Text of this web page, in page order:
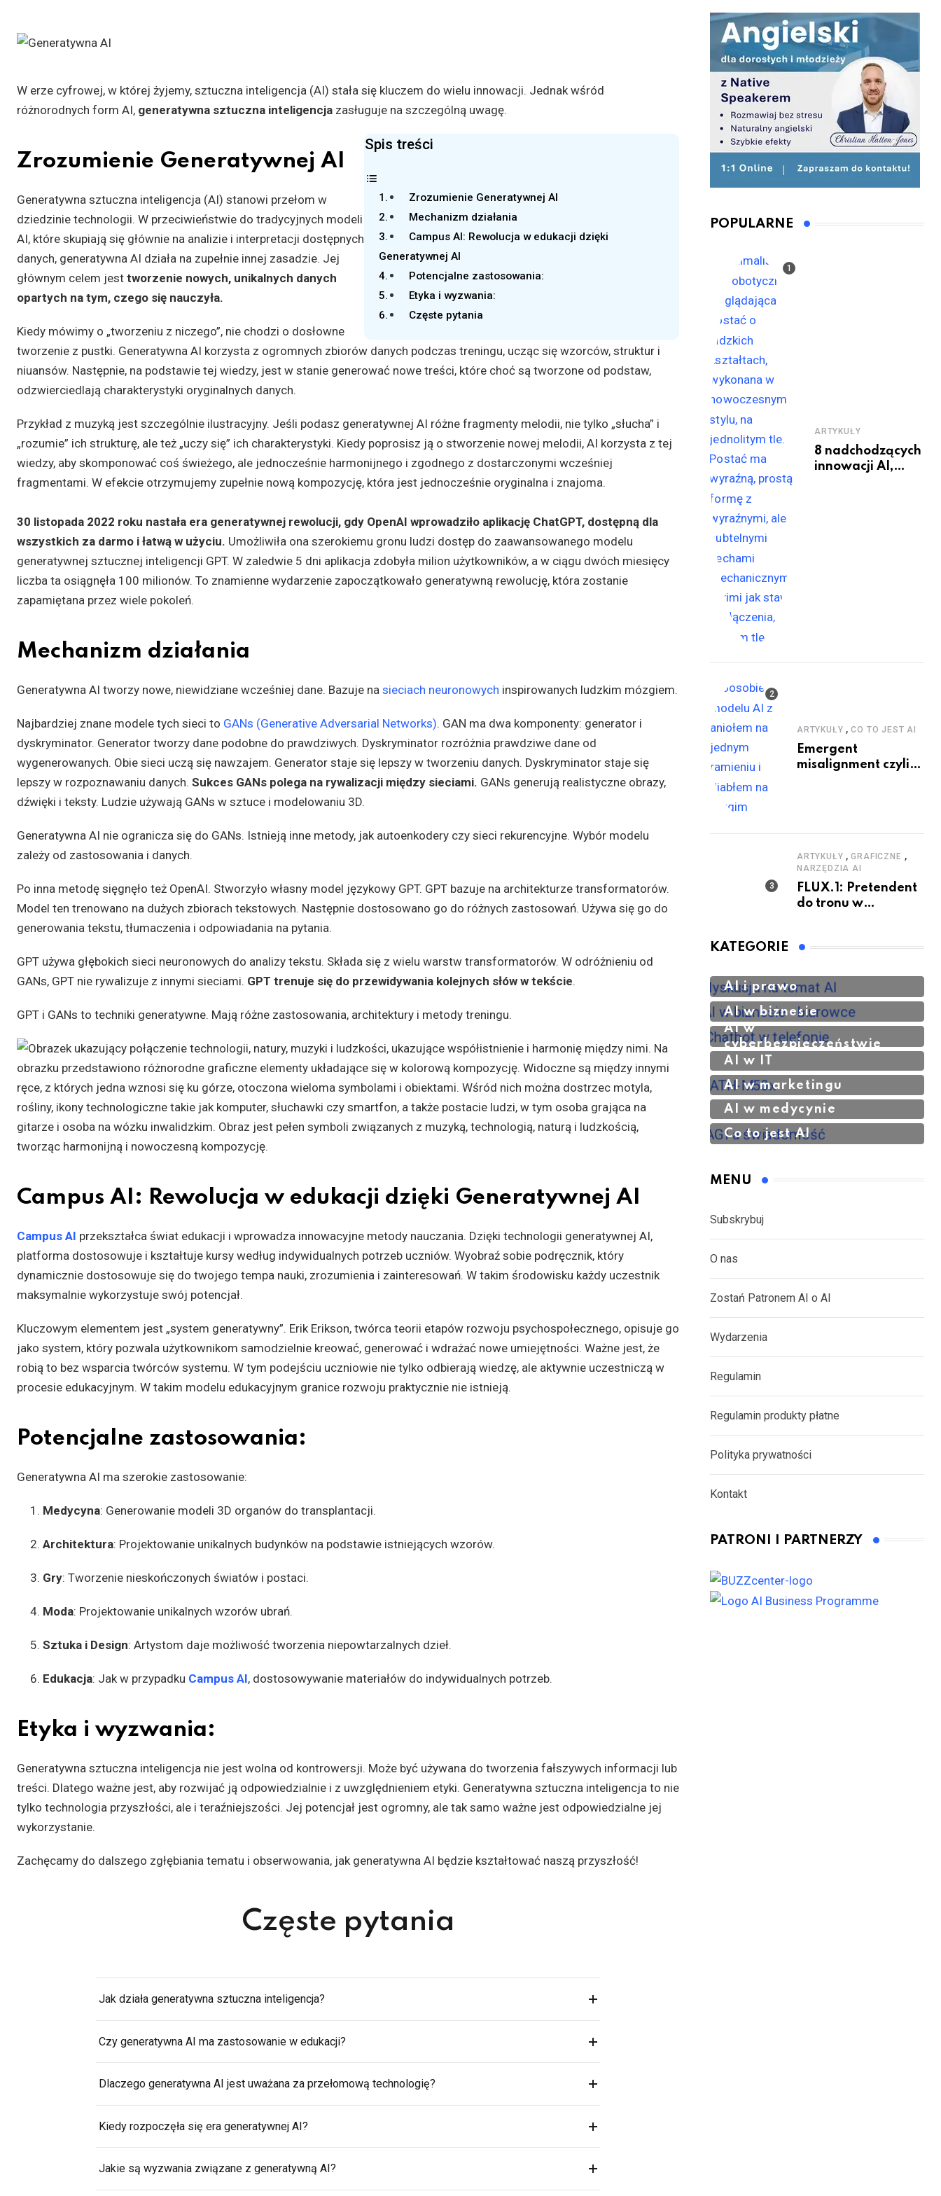
W erze cyfrowej, w której żyjemy, sztuczna inteligencja (AI) stała się kluczem do wielu innowacji. Jednak wśród
różnorodnych form AI, generatywna sztuczna inteligencja zasługuje na szczególną uwagę.
Spis treści
Zrozumienie Generatywnej AI
Mechanizm działania
Campus AI: Rewolucja w edukacji dzięki
Generatywnej AI
Potencjalne zastosowania:
Etyka i wyzwania:
Częste pytania
Zrozumienie Generatywnej AI
Generatywna sztuczna inteligencja (AI) stanowi przełom w
dziedzinie technologii. W przeciwieństwie do tradycyjnych modeli
AI, które skupiają się głównie na analizie i interpretacji dostępnych
danych, generatywna AI działa na zupełnie innej zasadzie. Jej
głównym celem jest tworzenie nowych, unikalnych danych
opartych na tym, czego się nauczyła.
Kiedy mówimy o „tworzeniu z niczego”, nie chodzi o dosłowne
tworzenie z pustki. Generatywna AI korzysta z ogromnych zbiorów danych podczas treningu, ucząc się wzorców, struktur i
niuansów. Następnie, na podstawie tej wiedzy, jest w stanie generować nowe treści, które choć są tworzone od podstaw,
odzwierciedlają charakterystyki oryginalnych danych.
Przykład z muzyką jest szczególnie ilustracyjny. Jeśli podasz generatywnej AI różne fragmenty melodii, nie tylko „słucha” i
„rozumie” ich strukturę, ale też „uczy się” ich charakterystyki. Kiedy poprosisz ją o stworzenie nowej melodii, AI korzysta z tej
wiedzy, aby skomponować coś świeżego, ale jednocześnie harmonijnego i zgodnego z dostarczonymi wcześniej
fragmentami. W efekcie otrzymujemy zupełnie nową kompozycję, która jest jednocześnie oryginalna i znajoma.
30 listopada 2022 roku nastała era generatywnej rewolucji, gdy OpenAI wprowadziło aplikację ChatGPT, dostępną dla
wszystkich za darmo i łatwą w użyciu. Umożliwiła ona szerokiemu gronu ludzi dostęp do zaawansowanego modelu
generatywnej sztucznej inteligencji GPT. W zaledwie 5 dni aplikacja zdobyła milion użytkowników, a w ciągu dwóch miesięcy
liczba ta osiągnęła 100 milionów. To znamienne wydarzenie zapoczątkowało generatywną rewolucję, która zostanie
zapamiętana przez wiele pokoleń.
Mechanizm działania
Generatywna AI tworzy nowe, niewidziane wcześniej dane. Bazuje na sieciach neuronowych inspirowanych ludzkim mózgiem.
Najbardziej znane modele tych sieci to GANs (Generative Adversarial Networks). GAN ma dwa komponenty: generator i
dyskryminator. Generator tworzy dane podobne do prawdziwych. Dyskryminator rozróżnia prawdziwe dane od
wygenerowanych. Obie sieci uczą się nawzajem. Generator staje się lepszy w tworzeniu danych. Dyskryminator staje się
lepszy w rozpoznawaniu danych. Sukces GANs polega na rywalizacji między sieciami. GANs generują realistyczne obrazy,
dźwięki i teksty. Ludzie używają GANs w sztuce i modelowaniu 3D.
Generatywna AI nie ogranicza się do GANs. Istnieją inne metody, jak autoenkodery czy sieci rekurencyjne. Wybór modelu
zależy od zastosowania i danych.
Po inna metodę sięgnęło też OpenAI. Stworzyło własny model językowy GPT. GPT bazuje na architekturze transformatorów.
Model ten trenowano na dużych zbiorach tekstowych. Następnie dostosowano go do różnych zastosowań. Używa się go do
generowania tekstu, tłumaczenia i odpowiadania na pytania.
GPT używa głębokich sieci neuronowych do analizy tekstu. Składa się z wielu warstw transformatorów. W odróżnieniu od
GANs, GPT nie rywalizuje z innymi sieciami. GPT trenuje się do przewidywania kolejnych słów w tekście.
GPT i GANs to techniki generatywne. Mają różne zastosowania, architektury i metody treningu.
Campus AI: Rewolucja w edukacji dzięki Generatywnej AI
Campus AI przekształca świat edukacji i wprowadza innowacyjne metody nauczania. Dzięki technologii generatywnej AI,
platforma dostosowuje i kształtuje kursy według indywidualnych potrzeb uczniów. Wyobraź sobie podręcznik, który
dynamicznie dostosowuje się do twojego tempa nauki, zrozumienia i zainteresowań. W takim środowisku każdy uczestnik
maksymalnie wykorzystuje swój potencjał.
Kluczowym elementem jest „system generatywny”. Erik Erikson, twórca teorii etapów rozwoju psychospołecznego, opisuje go
jako system, który pozwala użytkownikom samodzielnie kreować, generować i wdrażać nowe umiejętności. Ważne jest, że
robią to bez wsparcia twórców systemu. W tym podejściu uczniowie nie tylko odbierają wiedzę, ale aktywnie uczestniczą w
procesie edukacyjnym. W takim modelu edukacyjnym granice rozwoju praktycznie nie istnieją.
Potencjalne zastosowania:
Generatywna AI ma szerokie zastosowanie:
Medycyna: Generowanie modeli 3D organów do transplantacji.
Architektura: Projektowanie unikalnych budynków na podstawie istniejących wzorów.
Gry: Tworzenie nieskończonych światów i postaci.
Moda: Projektowanie unikalnych wzorów ubrań.
Sztuka i Design: Artystom daje możliwość tworzenia niepowtarzalnych dzieł.
Edukacja: Jak w przypadku Campus AI, dostosowywanie materiałów do indywidualnych potrzeb.
Etyka i wyzwania:
Generatywna sztuczna inteligencja nie jest wolna od kontrowersji. Może być używana do tworzenia fałszywych informacji lub
treści. Dlatego ważne jest, aby rozwijać ją odpowiedzialnie i z uwzględnieniem etyki. Generatywna sztuczna inteligencja to nie
tylko technologia przyszłości, ale i teraźniejszości. Jej potencjał jest ogromny, ale tak samo ważne jest odpowiedzialne jej
wykorzystanie.
Zachęcamy do dalszego zgłębiania tematu i obserwowania, jak generatywna AI będzie kształtować naszą przyszłość!
Częste pytania
Jak działa generatywna sztuczna inteligencja?
Czy generatywna AI ma zastosowanie w edukacji?
Dlaczego generatywna AI jest uważana za przełomową technologię?
Kiedy rozpoczęła się era generatywnej AI?
Jakie są wyzwania związane z generatywną AI?
POPULARNE
ARTYKUŁY
8 nadchodzących
innowacji AI,
ARTYKUŁY ,CO TO JEST AI
Emergent
misalignment czyli
ARTYKUŁY ,GRAFICZNE ,
NARZĘDZIA AI
FLUX.1: Pretendent
do tronu w
KATEGORIE
AI i prawo
AI w biznesie
AI w
cyberbezpieczeństwie
AI w IT
AI w marketingu
AI w medycynie
Co to jest AI
MENU
Subskrybuj
O nas
Zostań Patronem AI o AI
Wydarzenia
Regulamin
Regulamin produkty płatne
Polityka prywatności
Kontakt
PATRONI I PARTNERZY